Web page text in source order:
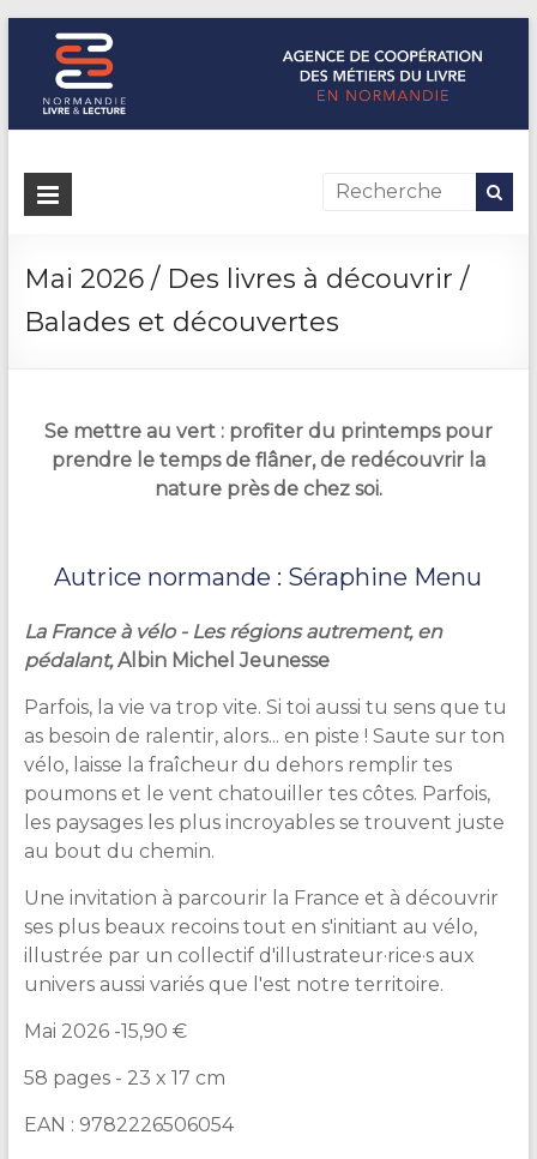
Normandie Livre & Lecture
L'agence de coopération des métiers du livre en Normandie
Mai 2026 / Des livres à découvrir /
Balades et découvertes
Se mettre au vert : profiter du printemps pour
prendre le temps de flâner, de redécouvrir la
nature près de chez soi.
Autrice normande : Séraphine Menu
La France à vélo - Les régions autrement, en
pédalant,Albin Michel Jeunesse
Parfois, la vie va trop vite. Si toi aussi tu sens que tu
as besoin de ralentir, alors... en piste ! Saute sur ton
vélo, laisse la fraîcheur du dehors remplir tes
poumons et le vent chatouiller tes côtes. Parfois,
les paysages les plus incroyables se trouvent juste
au bout du chemin.
Une invitation à parcourir la France et à découvrir
ses plus beaux recoins tout en s'initiant au vélo,
illustrée par un collectif d'illustrateur·rice·s aux
univers aussi variés que l'est notre territoire.
Mai 2026 -15,90 €
58 pages - 23 x 17 cm
EAN : 9782226506054